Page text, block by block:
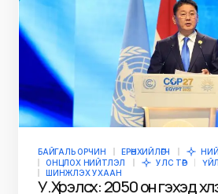
БАЙГАЛЬ ОРЧИН ЕРӨНХИЙЛӨГЧ
ОНЦЛОХ НИЙТЛЭЛ
УЛС ТӨР
ШИНЖЛЭХ УХААН
У.Хүрэлсүх: 2050 он гэхэд